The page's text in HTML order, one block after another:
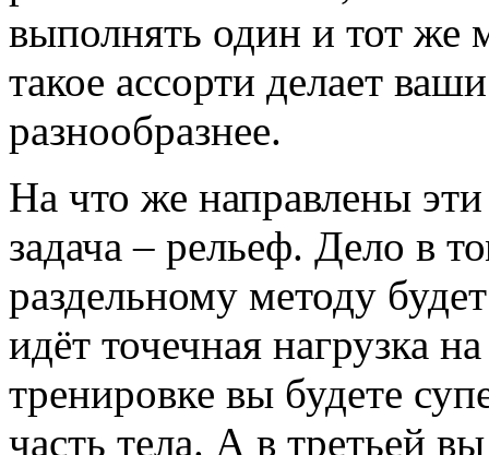
выполнять один и тот же
такое ассорти делает
разнообразнее.
На что же направлены
задача – рельеф. Дело в
раздельному методу
идёт точечная нагрузка
тренировке вы будете
часть тела. А в третьей